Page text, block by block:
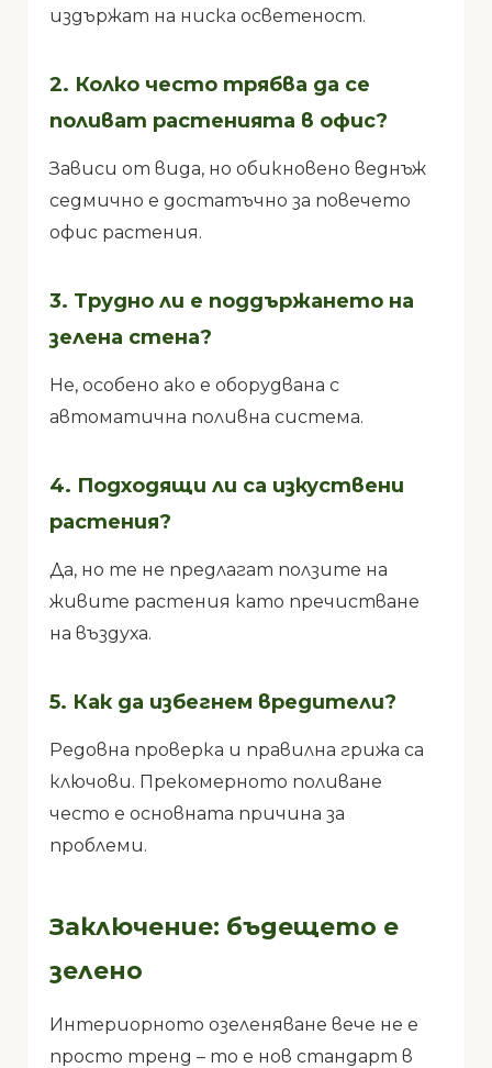
издържат на ниска осветеност.
2. Колко често трябва да се
поливат растенията в офис?
Зависи от вида, но обикновено веднъж
седмично е достатъчно за повечето
офис растения.
3. Трудно ли е поддържането на
зелена стена?
Не, особено ако е оборудвана с
автоматична поливна система.
4. Подходящи ли са изкуствени
растения?
Да, но те не предлагат ползите на
живите растения като пречистване
на въздуха.
5. Как да избегнем вредители?
Редовна проверка и правилна грижа са
ключови. Прекомерното поливане
често е основната причина за
проблеми.
Заключение: бъдещето е
зелено
Интериорното озеленяване вече не е
просто тренд – то е нов стандарт в